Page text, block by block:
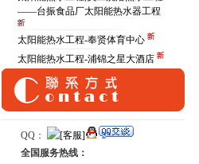
——台振食品厂太阳能热水器工程
太阳能热水工程-奉贤体育中心
太阳能热水工程-浦锦之星大酒店
QQ：
全国服务热线：